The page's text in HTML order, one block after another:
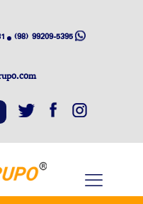
(98) 99209-5395